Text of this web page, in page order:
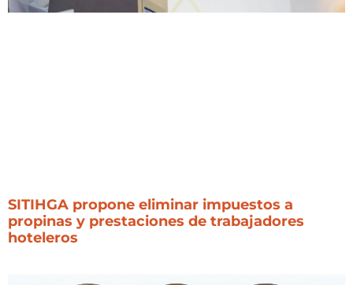
SITIHGA propone eliminar impuestos a
propinas y prestaciones de trabajadores
hoteleros